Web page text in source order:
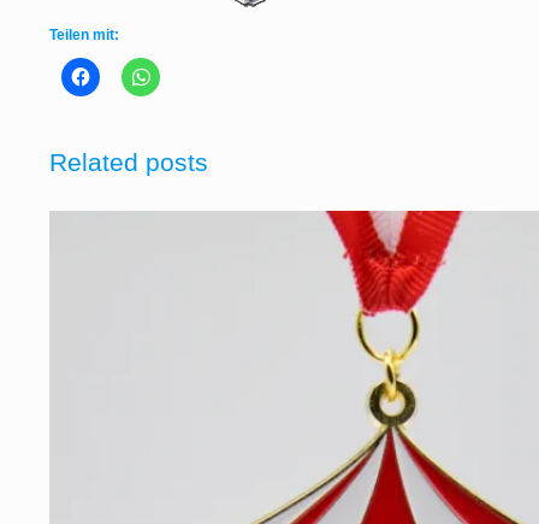
Teilen mit:
Related posts